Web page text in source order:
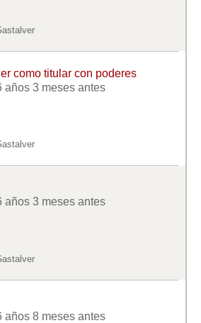
como titular con poderes
años 3 meses antes
años 3 meses antes
años 8 meses antes